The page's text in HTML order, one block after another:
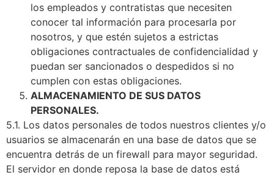
los empleados y contratistas que necesiten
conocer tal información para procesarla por
nosotros, y que estén sujetos a estrictas
obligaciones contractuales de confidencialidad y
puedan ser sancionados o despedidos si no
cumplen con estas obligaciones.
ALMACENAMIENTO DE SUS DATOS
PERSONALES.
5.1. Los datos personales de todos nuestros clientes y/o
usuarios se almacenarán en una base de datos que se
encuentra detrás de un firewall para mayor seguridad.
El servidor en donde reposa la base de datos está